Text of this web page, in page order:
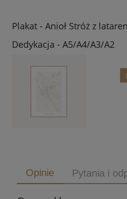
Plakat - Anioł Stróż z
Dedykacja - A5/A4/A3/A2
Opinie Pytania i